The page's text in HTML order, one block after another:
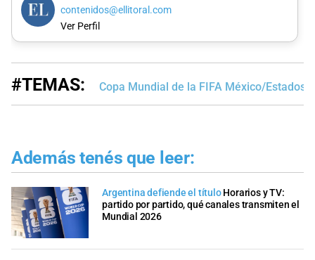
contenidos@ellitoral.com
Ver Perfil
#TEMAS: Copa Mundial de la FIFA México/Estados
Además tenés que leer:
Argentina defiende el título Horarios y TV:
partido por partido, qué canales transmiten el
Mundial 2026